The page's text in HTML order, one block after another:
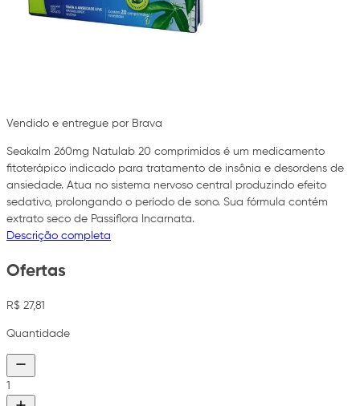
Vendido e entregue por Brava
Seakalm 260mg Natulab 20 comprimidos é um medicamento
fitoterápico indicado para tratamento de insônia e desordens de
ansiedade. Atua no sistema nervoso central produzindo efeito
sedativo, prolongando o período de sono. Sua fórmula contém
extrato seco de Passiflora Incarnata.
Descrição completa
Ofertas
R$ 27,81
Quantidade
1